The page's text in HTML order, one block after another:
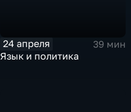
24 апреля
39 мин
Язык и политика